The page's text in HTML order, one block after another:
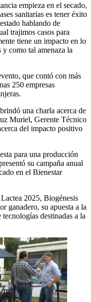
empieza en el secado,
sanitarias es tener éxito
hablando de
trajimos casos para
tiene un impacto en lo
como tal amenaza la
que contó con más
250 empresas
una charla acerca de
Muriel, Gerente Técnico
del impacto positivo
para una producción
su campaña anual
en el Bienestar
2025, Biogénesis
ganadero, su apuesta a la
destinadas a la